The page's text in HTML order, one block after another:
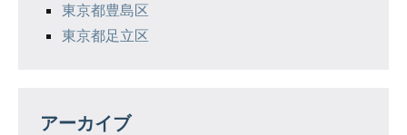
東京都豊島区
東京都足立区
アーカイブ